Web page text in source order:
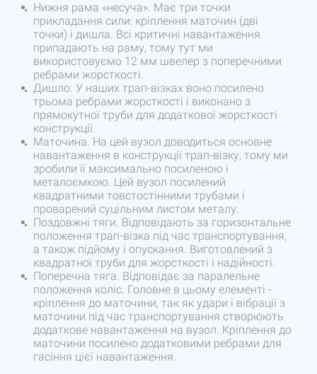
Нижня рама «несуча». Має три точки
прикладання сили: кріплення маточин (дві
точки) і дишла. Всі критичні навантаження
припадають на раму, тому тут ми
використовуємо 12 мм швелер з поперечними
ребрами жорсткості.
Дишло. У наших трап-візках воно посилено
трьома ребрами жорсткості і виконано з
прямокутної труби для додаткової жорсткості
конструкції.
Маточина. На цей вузол доводиться основне
навантаження в конструкції трап-візку, тому ми
зробили її максимально посиленою і
металоємкою. Цей вузол посилений
квадратними товстостінними трубами і
проварений суцільним листом металу.
Поздовжні тяги. Відповідають за горизонтальне
положення трап-візка під час транспортування,
а також підйому і опускання. Виготовлений з
квадратної труби для жорсткості і надійності.
Поперечна тяга. Відповідає за паралельне
положення коліс. Головне в цьому елементі -
кріплення до маточини, так як удари і вібрації з
маточини під час транспортування створюють
додаткове навантаження на вузол. Кріплення до
маточини посилено додатковими ребрами для
гасіння цієї навантаження.